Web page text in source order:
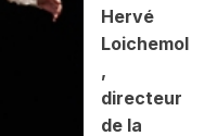
Hervé
Loichemol
,
directeur
de la